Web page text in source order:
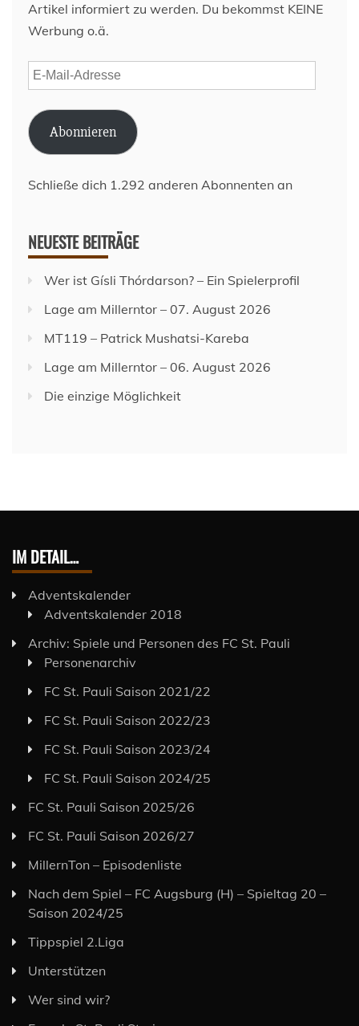
Artikel informiert zu werden. Du bekommst KEINE
Werbung o.ä.
E-
Mail-
Adresse
Abonnieren
Schließe dich 1.292 anderen Abonnenten an
NEUESTE BEITRÄGE
Wer ist Gísli Thórdarson? – Ein Spielerprofil
Lage am Millerntor – 07. August 2026
MT119 – Patrick Mushatsi-Kareba
Lage am Millerntor – 06. August 2026
Die einzige Möglichkeit
IM DETAIL…
Adventskalender
Adventskalender 2018
Archiv: Spiele und Personen des FC St. Pauli
Personenarchiv
FC St. Pauli Saison 2021/22
FC St. Pauli Saison 2022/23
FC St. Pauli Saison 2023/24
FC St. Pauli Saison 2024/25
FC St. Pauli Saison 2025/26
FC St. Pauli Saison 2026/27
MillernTon – Episodenliste
Nach dem Spiel – FC Augsburg (H) – Spieltag 20 –
Saison 2024/25
Tippspiel 2.Liga
Unterstützen
Wer sind wir?